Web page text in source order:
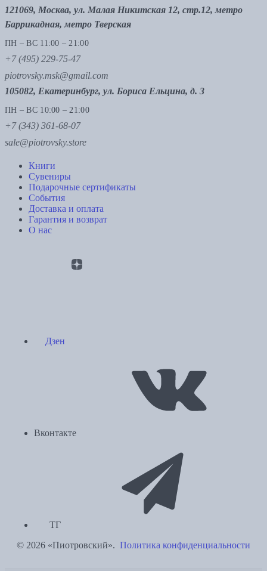
121069, Москва, ул. Малая Никитская 12, стр.12, метро
Баррикадная, метро Тверская
ПН – ВС 11:00 – 21:00
+7 (495) 229-75-47
piotrovsky.msk@gmail.com
105082, Екатеринбург, ул. Бориса Ельцина, д. 3
ПН – ВС 10:00 – 21:00
+7 (343) 361-68-07
sale@piotrovsky.store
Книги
Сувениры
Подарочные сертификаты
События
Доставка и оплата
Гарантия и возврат
О нас
Дзен
Вконтакте
ТГ
© 2026 «Пиотровский». Политика конфиденциальности